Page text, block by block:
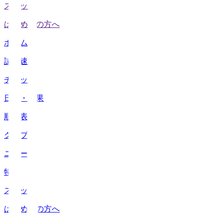
スタッツ
はじめての方へ
ホーム
試合速報
チケット
日程・結果
順位表
クラブ
ニュース
特集
スタッツ
はじめての方へ